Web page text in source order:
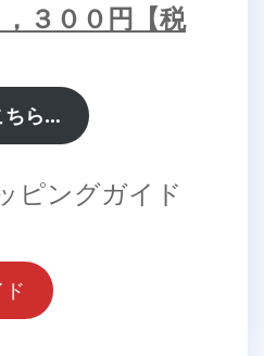
３００円【税
ちら…
ピングガイド